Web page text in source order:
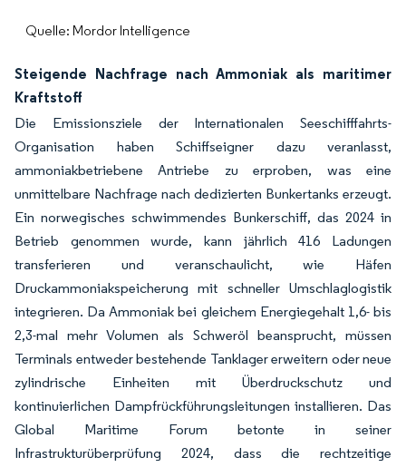
Quelle: Mordor Intelligence
Steigende Nachfrage nach Ammoniak als maritimer
Kraftstoff
Die Emissionsziele der Internationalen Seeschifffahrts-
Organisation haben Schiffseigner dazu veranlasst,
ammoniakbetriebene Antriebe zu erproben, was eine
unmittelbare Nachfrage nach dedizierten Bunkertanks erzeugt.
Ein norwegisches schwimmendes Bunkerschiff, das 2024 in
Betrieb genommen wurde, kann jährlich 416 Ladungen
transferieren und veranschaulicht, wie Häfen
Druckammoniakspeicherung mit schneller Umschlaglogistik
integrieren. Da Ammoniak bei gleichem Energiegehalt 1,6- bis
2,3-mal mehr Volumen als Schweröl beansprucht, müssen
Terminals entweder bestehende Tanklager erweitern oder neue
zylindrische Einheiten mit Überdruckschutz und
kontinuierlichen Dampfrückführungsleitungen installieren. Das
Global Maritime Forum betonte in seiner
Infrastrukturüberprüfung 2024, dass die rechtzeitige